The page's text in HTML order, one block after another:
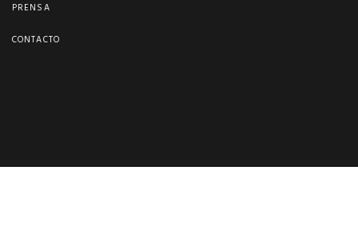
PRENSA
CONTACTO